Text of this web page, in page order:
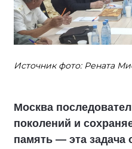
Источник фото: Рената
Москва
поколений и
память — эта задача